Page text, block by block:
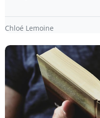
Chloé Lemoine